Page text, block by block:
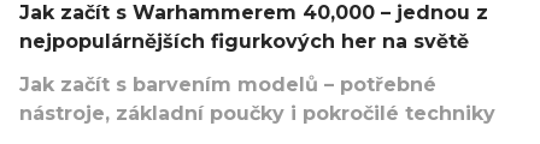
Jak začít s Warhammerem 40,000 – jednou z
nejpopulárnějších figurkových her na světě
Jak začít s barvením modelů – potřebné
nástroje, základní poučky i pokročilé techniky